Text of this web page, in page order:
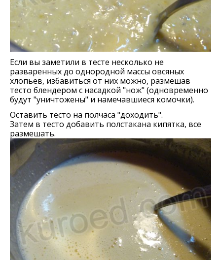
Если вы заметили в тесте несколько не
разваренных до однородной массы овсяных
хлопьев, избавиться от них можно, размешав
тесто блендером с насадкой "нож" (одновременно
будут "уничтожены" и намечавшиеся комочки).
Оставить тесто на полчаса "доходить".
Затем в тесто добавить полстакана кипятка, все
размешать.